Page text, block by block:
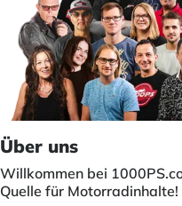
Über uns
Willkommen bei
Quelle für Motorradinhalte!